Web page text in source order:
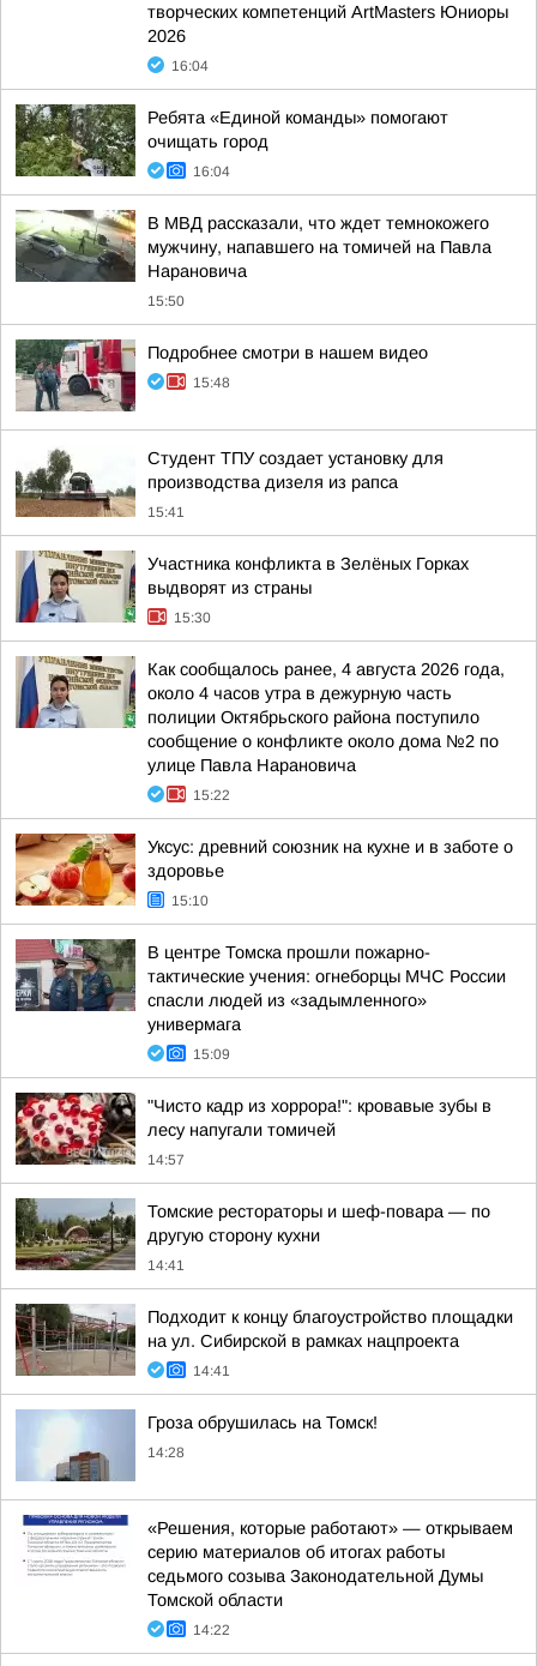
творческих компетенций ArtMasters Юниоры
2026
16:04
Ребята «Единой команды» помогают
очищать город
16:04
В МВД рассказали, что ждет темнокожего
мужчину, напавшего на томичей на Павла
Нарановича
15:50
Подробнее смотри в нашем видео
15:48
Студент ТПУ создает установку для
производства дизеля из рапса
15:41
Участника конфликта в Зелёных Горках
выдворят из страны
15:30
Как сообщалось ранее, 4 августа 2026 года,
около 4 часов утра в дежурную часть
полиции Октябрьского района поступило
сообщение о конфликте около дома №2 по
улице Павла Нарановича
15:22
Уксус: древний союзник на кухне и в заботе о
здоровье
15:10
В центре Томска прошли пожарно-
тактические учения: огнеборцы МЧС России
спасли людей из «задымленного»
универмага
15:09
"Чисто кадр из хоррора!": кровавые зубы в
лесу напугали томичей
14:57
Томские рестораторы и шеф-повара — по
другую сторону кухни
14:41
Подходит к концу благоустройство площадки
на ул. Сибирской в рамках нацпроекта
14:41
Гроза обрушилась на Томск!
14:28
«Решения, которые работают» — открываем
серию материалов об итогах работы
седьмого созыва Законодательной Думы
Томской области
14:22